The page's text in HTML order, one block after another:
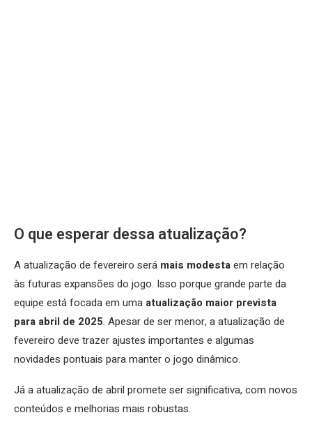
O que esperar dessa atualização?
A atualização de fevereiro será mais modestaem relação
às futuras expansões do jogo. Isso porque grande parte da
equipe está focada em uma atualização maior prevista
para abril de 2025. Apesar de ser menor, a atualização de
fevereiro deve trazer ajustes importantes e algumas
novidades pontuais para manter o jogo dinâmico.
Já a atualização de abril promete ser significativa, com novos
conteúdos e melhorias mais robustas.